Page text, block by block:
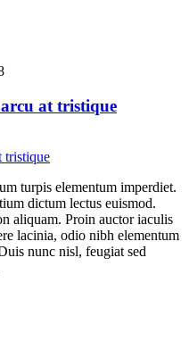
at tristique
turpis elementum imperdiet.
dictum lectus euismod.
aliquam. Proin auctor iaculis
lacinia, odio nibh elementum
nunc nisl, feugiat sed